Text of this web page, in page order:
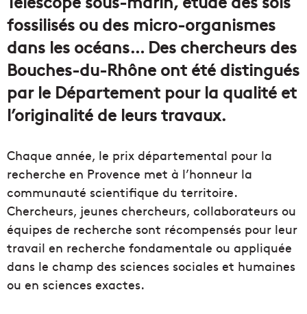
fossilisés ou des micro-organismes
dans les océans… Des chercheurs des
Bouches-du-Rhône ont été distingués
par le Département pour la qualité et
l’originalité de leurs travaux.
Chaque année, le prix départemental pour la
recherche en Provence met à l’honneur la
communauté scientifique du territoire.
Chercheurs, jeunes chercheurs, collaborateurs ou
équipes de recherche sont récompensés pour leur
travail en recherche fondamentale ou appliquée
dans le champ des sciences sociales et humaines
ou en sciences exactes.